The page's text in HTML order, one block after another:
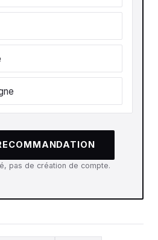
pas de création de compte.